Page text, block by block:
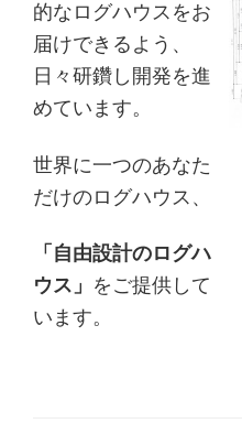
的なログハウスをお
届けできるよう、
日々研鑽し開発を進
めています。
世界に一つのあなた
だけのログハウス、
「自由設計のログハ
ウス」 をご提供して
います。